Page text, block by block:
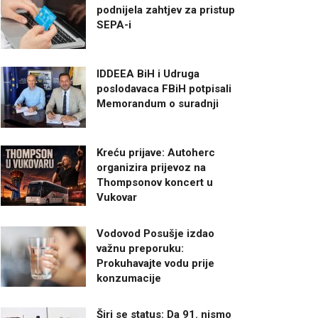
podnijela zahtjev za pristup
SEPA-i
IDDEEA BiH i Udruga
poslodavaca FBiH potpisali
Memorandum o suradnji
Kreću prijave: Autoherc
organizira prijevoz na
Thompsonov koncert u
Vukovar
Vodovod Posušje izdao
važnu preporuku:
Prokuhavajte vodu prije
konzumacije
Širi se status: Da 91. nismo